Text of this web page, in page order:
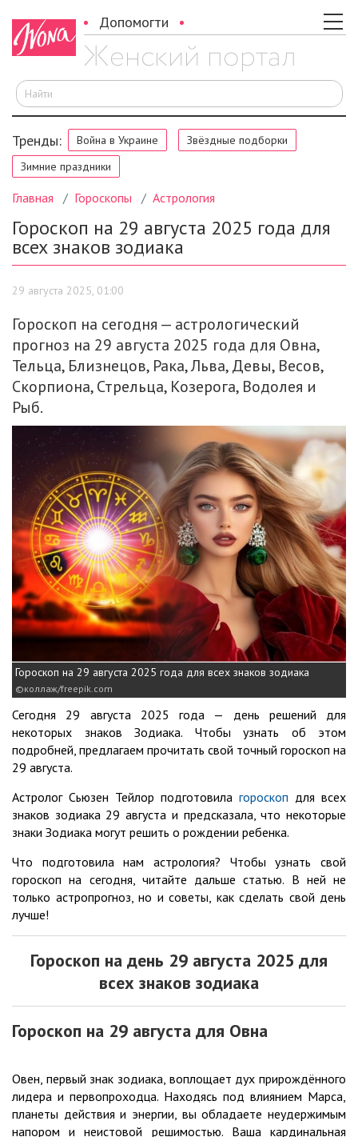
Допомогти
Тренды: Война в Украине
Звёздные подборки
Зимние праздники
Главная Гороскопы Астрология
Гороскоп на 29 августа 2025 года для
всех знаков зодиака
29 августа 2025, 01:00
Гороскоп на сегодня — астрологический
прогноз на 29 августа 2025 года для Овна,
Тельца, Близнецов, Рака, Льва, Девы, Весов,
Скорпиона, Стрельца, Козерога, Водолея и
Рыб.
Гороскоп на 29 августа 2025 года для всех знаков зодиака
коллаж/freepik.com
Сегодня 29 августа 2025 года — день решений для
некоторых знаков Зодиака. Чтобы узнать об этом
подробней, предлагаем прочитать свой точный гороскоп на
29 августа.
Астролог Сьюзен Тейлор подготовила гороскоп для всех
знаков зодиака 29 августа и предсказала, что некоторые
знаки Зодиака могут решить о рождении ребенка.
Что подготовила нам астрология? Чтобы узнать свой
гороскоп на сегодня, читайте дальше статью. В ней не
только астропрогноз, но и советы, как сделать свой день
лучше!
Гороскоп на день 29 августа 2025 для
всех знаков зодиака
Гороскоп на 29 августа для Овна
Овен, первый знак зодиака, воплощает дух прирождённого
лидера и первопроходца. Находясь под влиянием Марса,
планеты действия и энергии, вы обладаете неудержимым
напором и неистовой решимостью. Ваша кардинальная